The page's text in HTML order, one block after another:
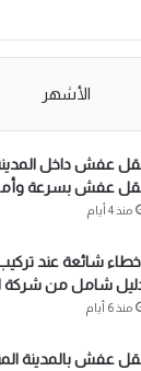
الأشهر
عفش بسرعة
منذ 4 أيام
شائعة عند تركيب
شامل من شركة
منذ 6 أيام